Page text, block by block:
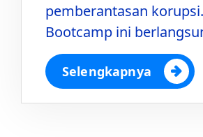
pemberantasan korupsi.
Bootcamp ini
Selengkapnya